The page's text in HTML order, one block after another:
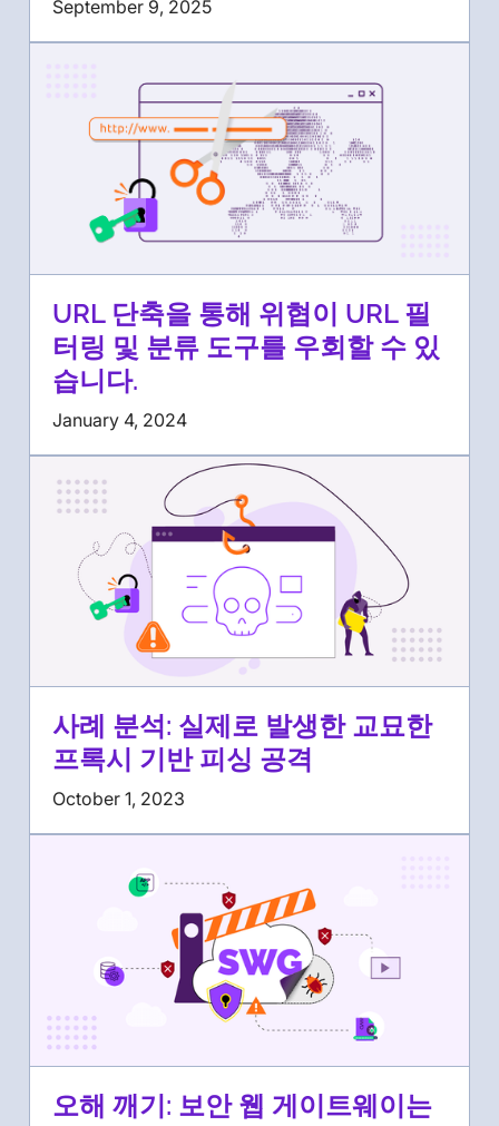
September 9, 2025
URL 단축을 통해 위협이 URL 필
터링 및 분류 도구를 우회할 수 있
습니다.
January 4, 2024
사례 분석: 실제로 발생한 교묘한
프록시 기반 피싱 공격
October 1, 2023
오해 깨기: 보안 웹 게이트웨이는